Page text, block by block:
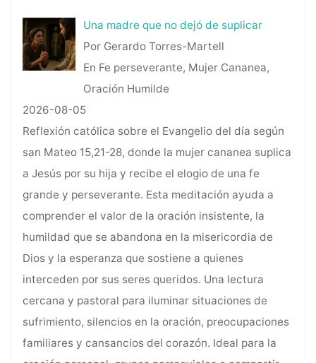
Una madre que no dejó de suplicar
Por Gerardo Torres-Martell
En Fe perseverante, Mujer Cananea,
Oración Humilde
2026-08-05
Reflexión católica sobre el Evangelio del día según
san Mateo 15,21-28, donde la mujer cananea suplica
a Jesús por su hija y recibe el elogio de una fe
grande y perseverante. Esta meditación ayuda a
comprender el valor de la oración insistente, la
humildad que se abandona en la misericordia de
Dios y la esperanza que sostiene a quienes
interceden por sus seres queridos. Una lectura
cercana y pastoral para iluminar situaciones de
sufrimiento, silencios en la oración, preocupaciones
familiares y cansancios del corazón. Ideal para la